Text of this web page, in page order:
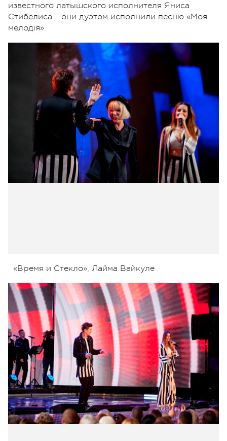
известного латышского исполнителя Яниса
Стибелиса – они дуэтом исполнили песню «Моя
мелодія».
«Время и Стекло», Лайма Вайкуле